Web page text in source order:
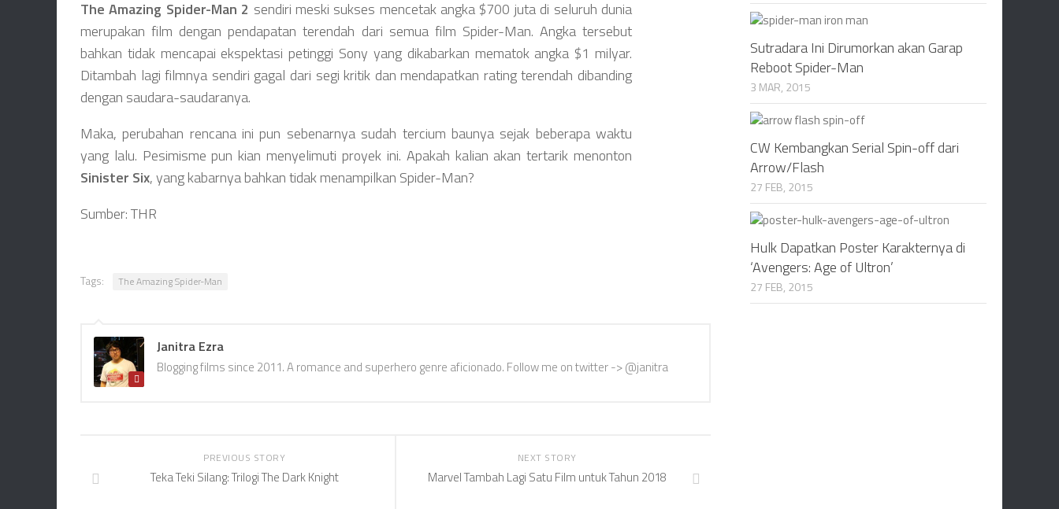
The Amazing Spider-Man 2 sendiri meski sukses mencetak angka $700 juta di seluruh dunia
merupakan film dengan pendapatan terendah dari semua film Spider-Man. Angka tersebut
bahkan tidak mencapai ekspektasi petinggi Sony yang dikabarkan mematok angka $1 milyar.
Ditambah lagi filmnya sendiri gagal dari segi kritik dan mendapatkan rating terendah dibanding
dengan saudara-saudaranya.
Maka, perubahan rencana ini pun sebenarnya sudah tercium baunya sejak beberapa waktu
yang lalu. Pesimisme pun kian menyelimuti proyek ini. Apakah kalian akan tertarik menonton
Sinister Six, yang kabarnya bahkan tidak menampilkan Spider-Man?
Sumber: THR
Tags: The Amazing Spider-Man
Janitra Ezra
Blogging films since 2011. A romance and superhero genre aficionado. Follow me on twitter -> @janitra
NEXT STORY
Marvel Tambah Lagi Satu Film untuk Tahun 2018
PREVIOUS STORY
Teka Teki Silang: Trilogi The Dark Knight
Sutradara Ini Dirumorkan akan Garap
Reboot Spider-Man
3 MAR, 2015
CW Kembangkan Serial Spin-off dari
Arrow/Flash
27 FEB, 2015
Hulk Dapatkan Poster Karakternya di
‘Avengers: Age of Ultron’
27 FEB, 2015